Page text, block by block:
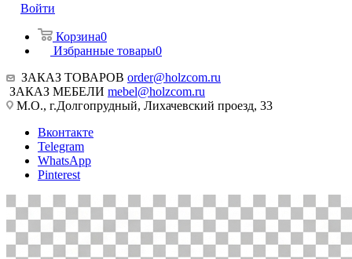
Войти
Корзина0
Избранные товары0
ЗАКАЗ ТОВАРОВ order@holzcom.ru
ЗАКАЗ МЕБЕЛИ mebel@holzcom.ru
М.О., г.Долгопрудный, Лихачевский проезд, 33
Вконтакте
Telegram
WhatsApp
Pinterest